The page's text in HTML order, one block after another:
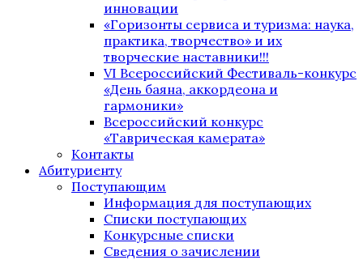
инновации
«Горизонты сервиса и туризма: наука,
практика, творчество» и их
творческие наставники!!!
VI Всероссийский Фестиваль-конкурс
«День баяна, аккордеона и
гармоники»
Всероссийский конкурс
«Таврическая камерата»
Контакты
Абитуриенту
Поступающим
Информация для поступающих
Списки поступающих
Конкурсные списки
Сведения о зачислении